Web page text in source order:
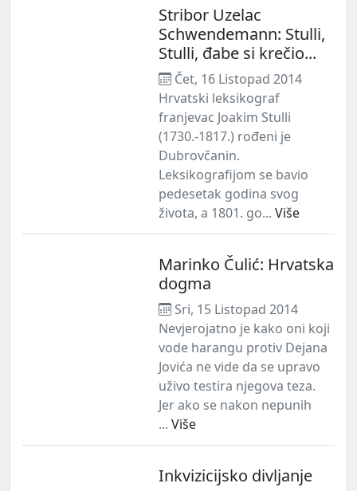
Stribor Uzelac
Schwendemann: Stulli,
Stulli, đabe si krečio...
Čet, 16 Listopad 2014
Hrvatski leksikograf
franjevac Joakim Stulli
(1730.-1817.) rođeni je
Dubrovčanin.
Leksikografijom se bavio
pedesetak godina svog
života, a 1801. go... Više
Marinko Čulić: Hrvatska
dogma
Sri, 15 Listopad 2014
Nevjerojatno je kako oni koji
vode harangu protiv Dejana
Jovića ne vide da se upravo
uživo testira njegova teza.
Jer ako se nakon nepunih
... Više
Inkvizicijsko divljanje